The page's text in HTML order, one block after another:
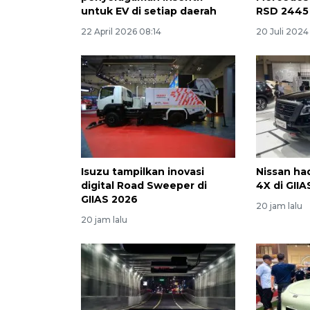
untuk EV di setiap daerah
22 April 2026 08:14
RSD
20 Juli
Isuzu tampilkan inovasi
digital Road Sweeper di
GIIAS 2026
20 jam lalu
Nissan
4X di
20 jam lalu